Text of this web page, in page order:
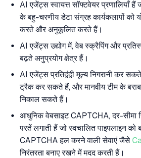
AI एजेंट्स स्वायत्त सॉफ्टवेयर प्रणालियाँ हैं
के बहु-चरणीय डेटा संग्रह कार्यकलापों को
करते और अनुकूलित करते हैं।
AI एजेंट्स उद्योग में, वेब स्क्रैपिंग और
बढ़ते अनुप्रयोग क्षेत्र हैं।
AI एजेंट्स प्रतिद्वंद्वी मूल्य निगरानी कर सकते
ट्रैक कर सकते हैं, और मानवीय टीम के
निकाल सकते हैं।
आधुनिक वेबसाइट CAPTCHA, दर-सीमा
परतें लगाती हैं जो स्वचालित पाइपलाइन को
CAPTCHA हल करने वाली सेवाएं जैसे
निरंतरता बनाए रखने में मदद करती हैं।